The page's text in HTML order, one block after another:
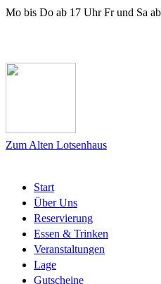
Mo bis Do ab 17 Uhr Fr und Sa
Zum Alten Lotsenhaus
Start
Über Uns
Reservierung
Essen & Trinken
Veranstaltungen
Lage
Gutscheine